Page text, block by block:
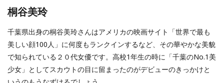
桐谷美玲
千葉県出身の桐谷美玲さんはアメリカの映画サイト「世界で最も
美しい顔100人」に何度もランクインするなど、その華やかな美貌
で知られている２０代女優です。高校1年生の時に「千葉のNo.1美
少女」としてスカウトの目に留まったのがデビューのきっかけと